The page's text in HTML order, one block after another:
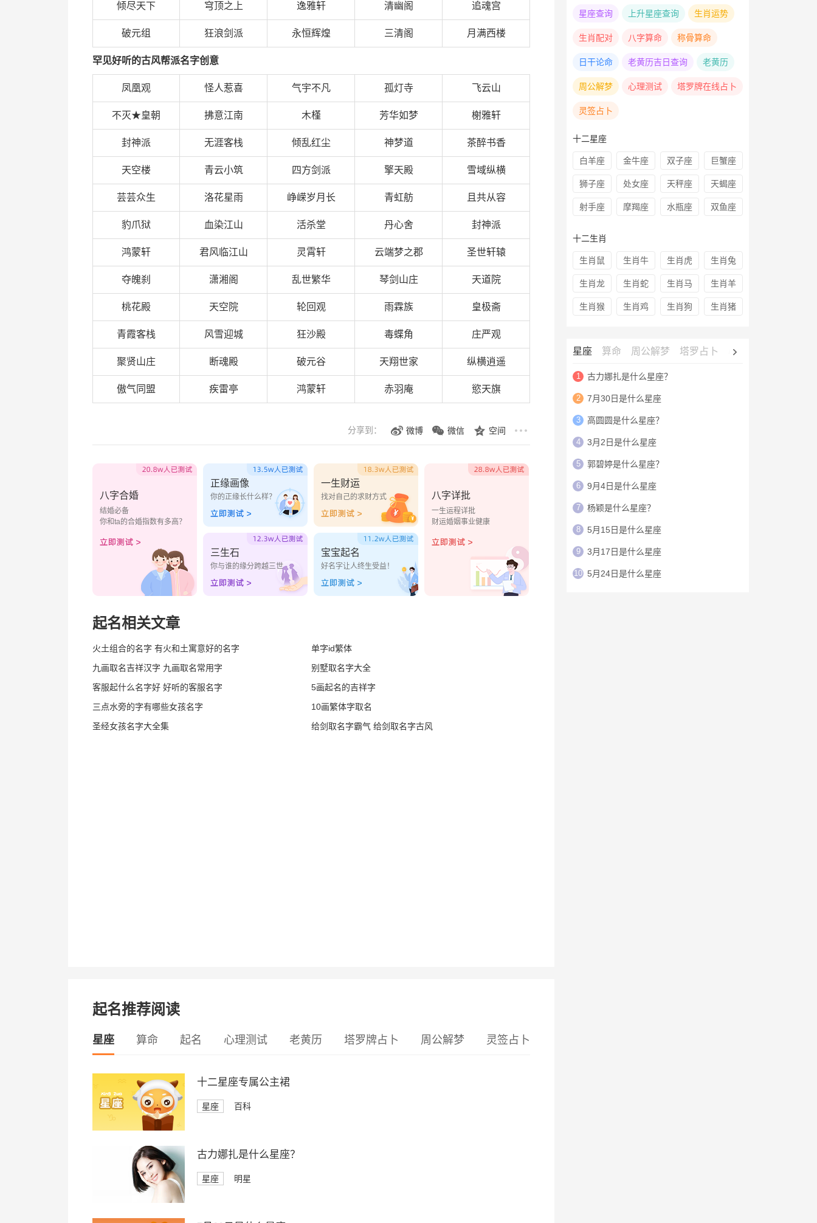
倾尽天下 穹顶之上 逸雅轩 清幽阁 追魂宫
破元组 狂浪剑派 永恒辉煌 三清阁 月满西楼
罕见好听的古风帮派名字创意
凤凰观 怪人惹喜 气宇不凡 孤灯寺 飞云山
不灭★皇朝 拂意江南 木槿 芳华如梦 榭雅轩
封神派 无涯客栈 倾乱红尘 神梦道 茶醉书香
天空楼 青云小筑 四方剑派 擎天殿 雪域纵横
芸芸众生 洛花星雨 峥嵘岁月长 青虹舫 且共从容
豹爪狱 血染江山 活杀堂 丹心舍 封神派
鸿蒙轩 君风临江山 灵霄轩 云端梦之郡 圣世轩辕
夺魄刹 潇湘阁 乱世繁华 琴剑山庄 天道院
桃花殿 天空院 轮回观 雨霖族 皇极斋
青霞客栈 风雪迎城 狂沙殿 毒蝶角 庄严观
聚贤山庄 断魂殿 破元谷 天翔世家 纵横逍遥
傲气同盟 疾雷亭 鸿蒙轩 赤羽庵 慾天旗
分享到： 微博 微信 空间
八字合婚
结婚必备
你和ta的合婚指数有多高？
正缘画像
你的正缘长什么样？
一生财运
找对自己的求财方式
三生石
你与谁的缘分跨越三世
宝宝起名
好名字让人终生受益！
八字详批
一生运程详批
财运婚姻事业健康
起名相关文章
火土组合的名字 有火和土寓意好的名字
单字id繁体
九画取名吉祥汉字 九画取名常用字
别墅取名字大全
客服起什么名字好 好听的客服名字
5画起名的吉祥字
三点水旁的字有哪些女孩名字
10画繁体字取名
圣经女孩名字大全集
给剑取名字霸气 给剑取名字古风
起名推荐阅读
星座 算命 起名 心理测试 老黄历 塔罗牌占卜 周公解梦 灵签占卜
十二星座专属公主裙
星座 百科
古力娜扎是什么星座？
星座 明星
星座查询 上升星座查询 生肖运势
生肖配对 八字算命 称骨算命
日干论命 老黄历吉日查询 老黄历
周公解梦 心理测试 塔罗牌在线占卜
灵签占卜
十二星座
白羊座 金牛座 双子座 巨蟹座
狮子座 处女座 天秤座 天蝎座
射手座 摩羯座 水瓶座 双鱼座
十二生肖
生肖鼠 生肖牛 生肖虎 生肖兔
生肖龙 生肖蛇 生肖马 生肖羊
生肖猴 生肖鸡 生肖狗 生肖猪
星座 算命 周公解梦 塔罗占卜 心理测试
1 古力娜扎是什么星座？
2 7月30日是什么星座
3 高圆圆是什么星座？
4 3月2日是什么星座
5 郭碧婷是什么星座？
6 9月4日是什么星座
7 杨颖是什么星座？
8 5月15日是什么星座
9 3月17日是什么星座
10 5月24日是什么星座